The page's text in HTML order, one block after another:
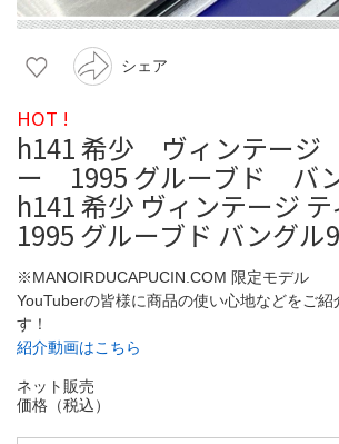
シェア
HOT !
h141 希少 ヴィンテージ
ー 1995 グルーブド バ
h141 希少 ヴィンテージ
1995 グルーブド バングル
※MANOIRDUCAPUCIN.COM 限定モデル
YouTuberの皆様に商品の使い心地などをご紹
す！
紹介動画はこちら
ネット販売
価格（税込）